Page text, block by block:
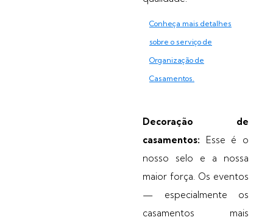
Conheça mais detalhes
sobre o serviço de
Organização de
Casamentos.
Decoração de
casamentos: Esse é o
nosso selo e a nossa
maior força. Os eventos
— especialmente os
casamentos mais